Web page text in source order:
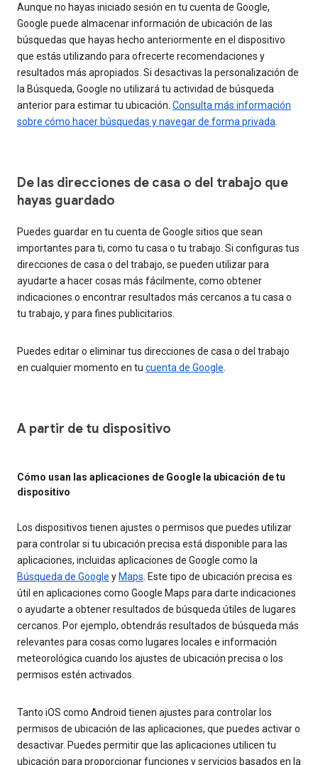
Aunque no hayas iniciado sesión en tu cuenta de Google,
Google puede almacenar información de ubicación de las
búsquedas que hayas hecho anteriormente en el dispositivo
que estás utilizando para ofrecerte recomendaciones y
resultados más apropiados. Si desactivas la personalización de
la Búsqueda, Google no utilizará tu actividad de búsqueda
anterior para estimar tu ubicación. Consulta más información
sobre cómo hacer búsquedas y navegar de forma privada
De las direcciones de casa o del trabajo que
hayas guardado
Puedes guardar en tu cuenta de Google sitios que sean
importantes para ti, como tu casa o tu trabajo. Si configuras tus
direcciones de casa o del trabajo, se pueden utilizar para
ayudarte a hacer cosas más fácilmente, como obtener
indicaciones o encontrar resultados más cercanos a tu casa o
tu trabajo, y para fines publicitarios.
Puedes editar o eliminar tus direcciones de casa o del trabajo
en cualquier momento en tu cuenta de Google
A partir de tu dispositivo
Cómo usan las aplicaciones de Google la ubicación de tu
dispositivo
Los dispositivos tienen ajustes o permisos que puedes utilizar
para controlar si tu ubicación precisa está disponible para las
aplicaciones, incluidas aplicaciones de Google como la
Búsqueda de Google y Maps. Este tipo de ubicación precisa es
útil en aplicaciones como Google Maps para darte indicaciones
o ayudarte a obtener resultados de búsqueda útiles de lugares
cercanos. Por ejemplo, obtendrás resultados de búsqueda más
relevantes para cosas como lugares locales e información
meteorológica cuando los ajustes de ubicación precisa o los
permisos estén activados.
Tanto iOS como Android tienen ajustes para controlar los
permisos de ubicación de las aplicaciones, que puedes activar o
desactivar. Puedes permitir que las aplicaciones utilicen tu
ubicación para proporcionar funciones y servicios basados en la